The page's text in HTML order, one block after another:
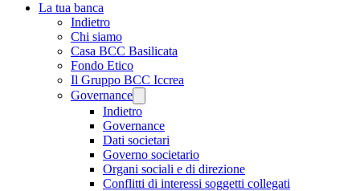
La tua banca
Indietro
Chi siamo
Casa BCC Basilicata
Fondo Etico
Il Gruppo BCC Iccrea
Governance
Indietro
Governance
Dati societari
Governo societario
Organi sociali e di direzione
Conflitti di interessi soggetti collegati